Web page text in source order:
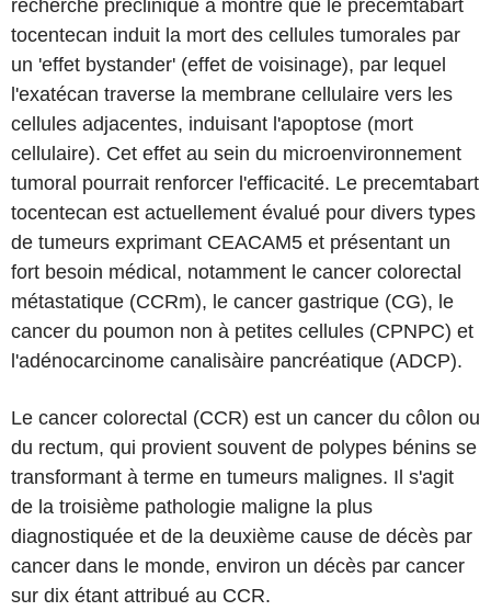
recherche préclinique a montré que le precemtabart
tocentecan induit la mort des cellules tumorales par
un 'effet bystander' (effet de voisinage), par lequel
l'exatécan traverse la membrane cellulaire vers les
cellules adjacentes, induisant l'apoptose (mort
cellulaire). Cet effet au sein du microenvironnement
tumoral pourrait renforcer l'efficacité. Le precemtabart
tocentecan est actuellement évalué pour divers types
de tumeurs exprimant CEACAM5 et présentant un
fort besoin médical, notamment le cancer colorectal
métastatique (CCRm), le cancer gastrique (CG), le
cancer du poumon non à petites cellules (CPNPC) et
l'adénocarcinome canalisàire pancréatique (ADCP).
Le cancer colorectal (CCR) est un cancer du côlon ou
du rectum, qui provient souvent de polypes bénins se
transformant à terme en tumeurs malignes. Il s'agit
de la troisième pathologie maligne la plus
diagnostiquée et de la deuxième cause de décès par
cancer dans le monde, environ un décès par cancer
sur dix étant attribué au CCR.